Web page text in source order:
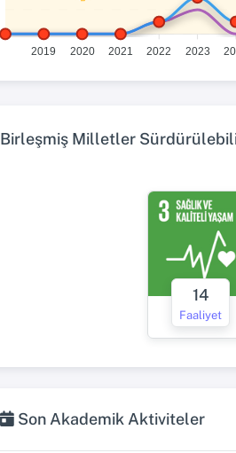
2019 2020 2021 2022 2023
Birleşmiş Milletler
14
Faaliyet
Son Akademik Aktiviteler